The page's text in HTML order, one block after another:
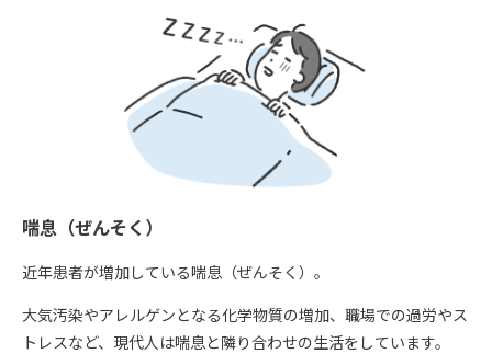
喘息（ぜんそく）
近年患者が増加している喘息（ぜんそく）。
大気汚染やアレルゲンとなる化学物質の増加、職場での過労やス
トレスなど、現代人は喘息と隣り合わせの生活をしています。